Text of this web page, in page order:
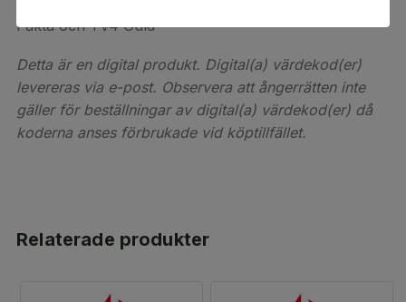
Fakta och TV4 Guld
Detta är en digital produkt. Digital(a) värdekod(er)
levereras via e-post. Observera att ångerrätten inte
gäller för beställningar av digital(a) värdekod(er) då
koderna anses förbrukade vid köptillfället.
Relaterade produkter